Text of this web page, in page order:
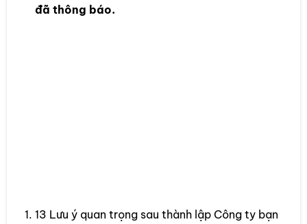
đã thông báo.
13 Lưu ý quan trọng sau thành lập Công ty bạn